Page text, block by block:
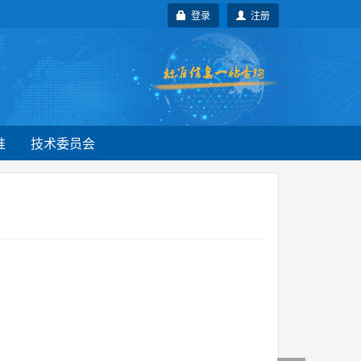
注册
登录
技术委员会